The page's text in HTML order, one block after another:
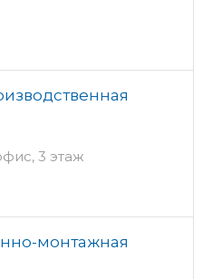
3 этаж
монтажная